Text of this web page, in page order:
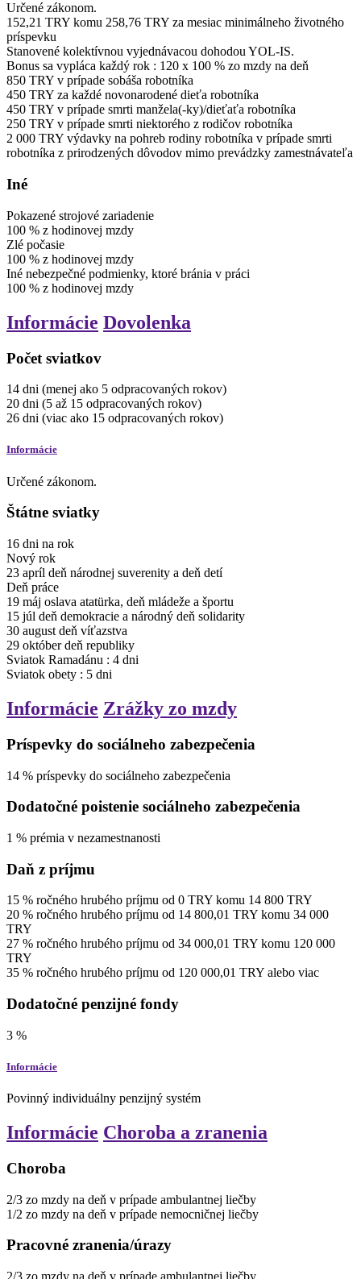
Určené zákonom.
152,21 TRY komu 258,76 TRY za mesiac minimálneho životného
príspevku
Stanovené kolektívnou vyjednávacou dohodou YOL-IS.
Bonus sa vypláca každý rok : 120 x 100 % zo mzdy na deň
850 TRY v prípade sobáša robotníka
450 TRY za každé novonarodené dieťa robotníka
450 TRY v prípade smrti manžela(-ky)/dieťaťa robotníka
250 TRY v prípade smrti niektorého z rodičov robotníka
2 000 TRY výdavky na pohreb rodiny robotníka v prípade smrti
robotníka z prirodzených dôvodov mimo prevádzky zamestnávateľa
Iné
Pokazené strojové zariadenie
100 % z hodinovej mzdy
Zlé počasie
100 % z hodinovej mzdy
Iné nebezpečné podmienky, ktoré bránia v práci
100 % z hodinovej mzdy
Informácie Dovolenka
Počet sviatkov
14 dni (menej ako 5 odpracovaných rokov)
20 dni (5 až 15 odpracovaných rokov)
26 dni (viac ako 15 odpracovaných rokov)
Informácie
Určené zákonom.
Štátne sviatky
16 dni na rok
Nový rok
23 apríl deň národnej suverenity a deň detí
Deň práce
19 máj oslava atatürka, deň mládeže a športu
15 júl deň demokracie a národný deň solidarity
30 august deň víťazstva
29 októberdeň republiky
Sviatok Ramadánu : 4 dni
Sviatok obety : 5 dni
Informácie Zrážky zo mzdy
Príspevky do sociálneho zabezpečenia
14 % príspevky do sociálneho zabezpečenia
Dodatočné poistenie sociálneho zabezpečenia
1 % prémia v nezamestnanosti
Daň z príjmu
15 % ročného hrubého príjmu od 0 TRY komu 14 800 TRY
20 % ročného hrubého príjmu od 14 800,01 TRY komu 34 000
TRY
27 % ročného hrubého príjmu od 34 000,01 TRY komu 120 000
TRY
35 % ročného hrubého príjmu od 120 000,01 TRY alebo viac
Dodatočné penzijné fondy
3 %
Informácie
Povinný individuálny penzijný systém
Informácie Choroba a zranenia
Choroba
2/3 zo mzdy na deň v prípade ambulantnej liečby
1/2 zo mzdy na deň v prípade nemocničnej liečby
Pracovné zranenia/úrazy